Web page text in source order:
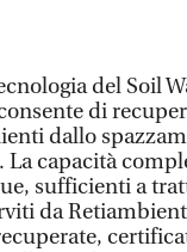
del Soil
di
dallo
capacità
sufficienti a
da